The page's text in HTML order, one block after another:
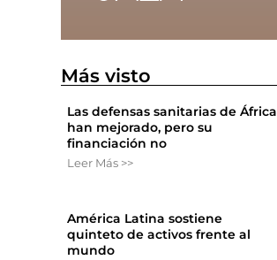
Más visto
Las defensas sanitarias de África
han mejorado, pero su
financiación no
Leer Más >>
América Latina sostiene
quinteto de activos frente al
mundo